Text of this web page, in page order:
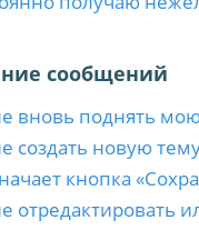
сообщений
вновь поднять
создать новую
кнопка
отредактировать